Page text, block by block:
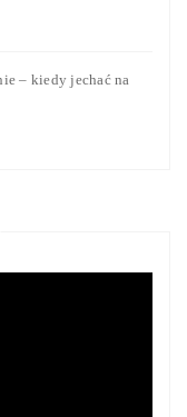
– kiedy jechać na